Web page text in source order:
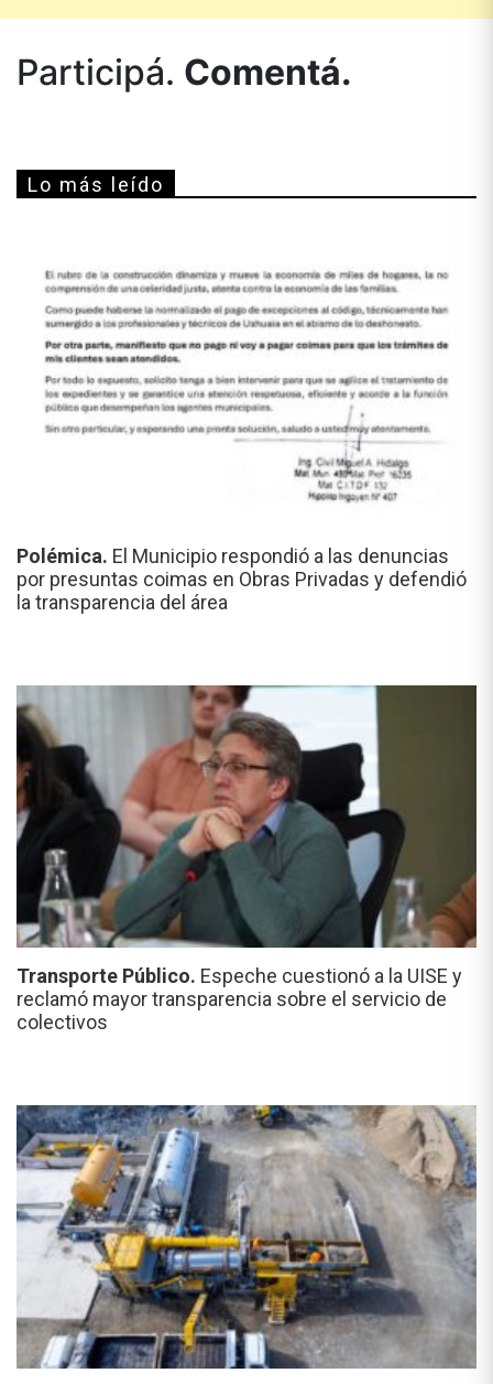
Participá. Comentá.
Lo más leído
Polémica. El Municipio respondió a las denuncias
por presuntas coimas en Obras Privadas y defendió
la transparencia del área
Transporte Público. Espeche cuestionó a la UISE y
reclamó mayor transparencia sobre el servicio de
colectivos